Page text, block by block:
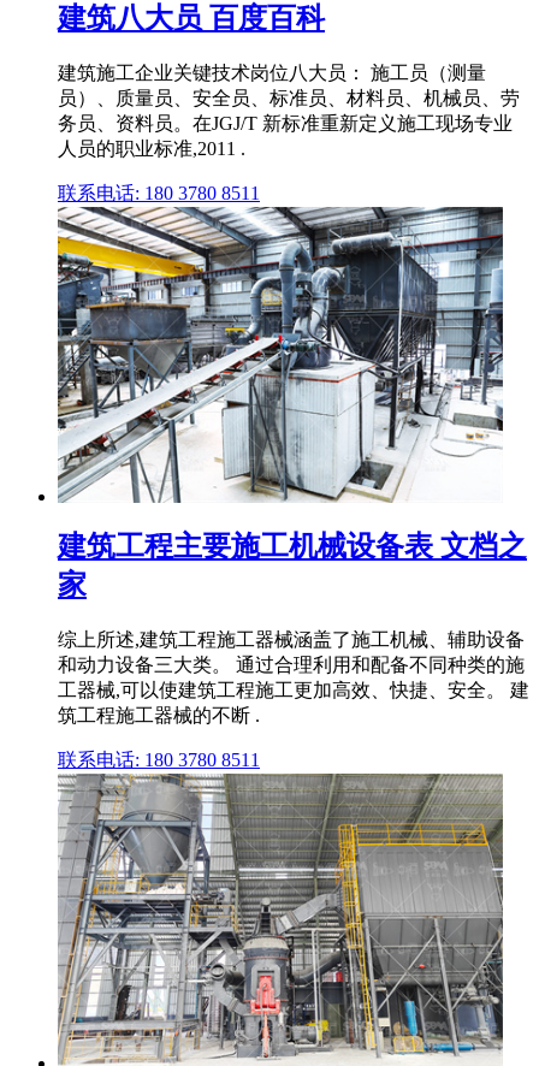
建筑八大员 百度百科
建筑施工企业关键技术岗位八大员： 施工员（测量
员）、质量员、安全员、标准员、材料员、机械员、劳
务员、资料员。在JGJ/T 新标准重新定义施工现场专业
人员的职业标准,2011 .
联系电话: 180 3780 8511
建筑工程主要施工机械设备表 文档之
家
综上所述,建筑工程施工器械涵盖了施工机械、辅助设备
和动力设备三大类。 通过合理利用和配备不同种类的施
工器械,可以使建筑工程施工更加高效、快捷、安全。 建
筑工程施工器械的不断 .
联系电话: 180 3780 8511